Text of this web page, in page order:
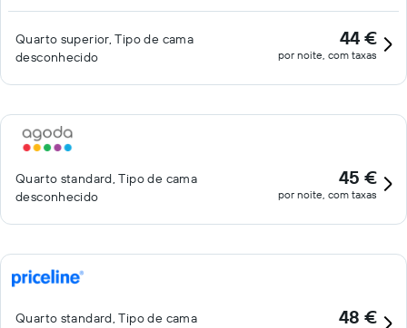
Quarto superior, Tipo de cama
desconhecido
44 €
por noite, com taxas
Quarto standard, Tipo de cama
desconhecido
45 €
por noite, com taxas
Quarto standard, Tipo de cama 48 €